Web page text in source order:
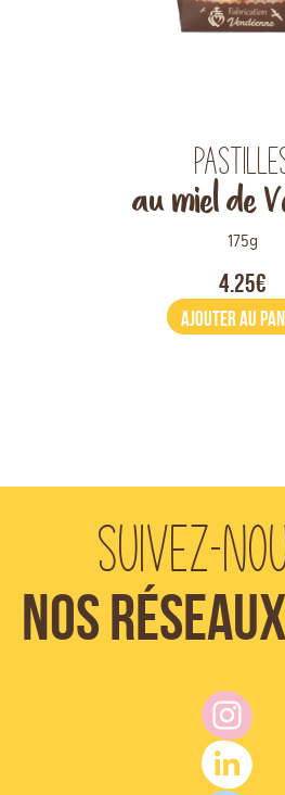
au miel de
175g
4.25€
AJOUTER AU
Suivez-
Nos